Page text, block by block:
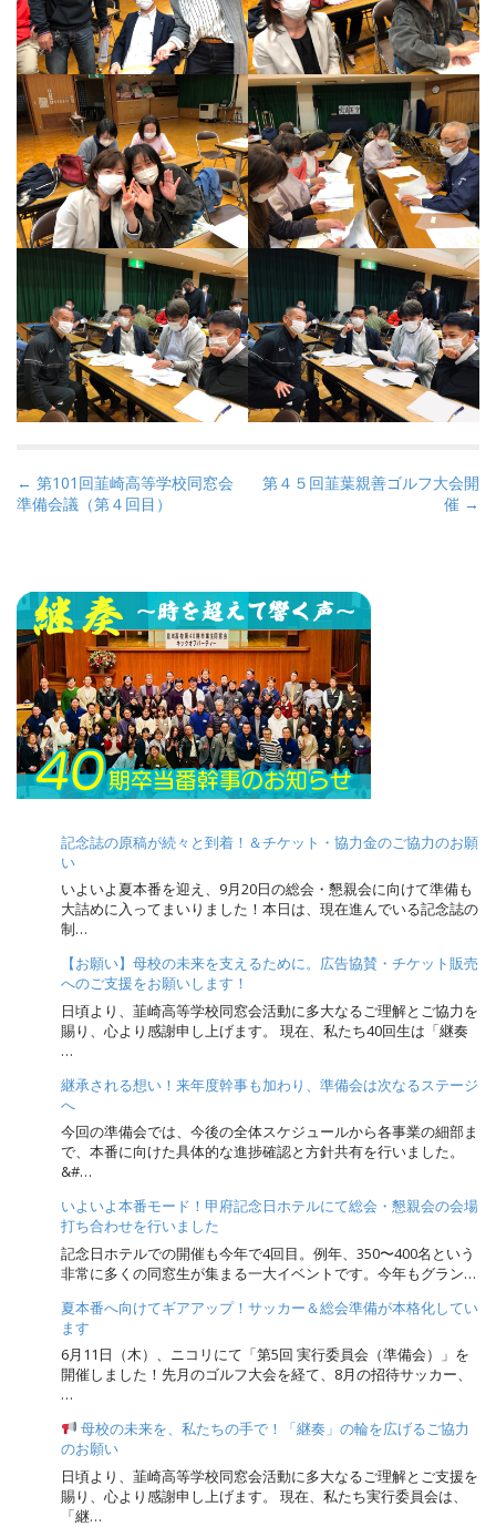
P
o
n
a
v
g
a
t
i
← 第101回韮崎高等学校同窓会
準備会議（第４回目）
第４５回韮葉親善ゴルフ大会開
催 →
記念誌の原稿が続々と到着！＆チケット・協力金のご協力のお願
い
いよいよ夏本番を迎え、9月20日の総会・懇親会に向けて準備も
大詰めに入ってまいりました！本日は、現在進んでいる記念誌の
制…
【お願い】母校の未来を支えるために。広告協賛・チケット販売
へのご支援をお願いします！
日頃より、韮崎高等学校同窓会活動に多大なるご理解とご協力を
賜り、心より感謝申し上げます。 現在、私たち40回生は「継奏
…
継承される想い！来年度幹事も加わり、準備会は次なるステージ
へ
今回の準備会では、今後の全体スケジュールから各事業の細部ま
で、本番に向けた具体的な進捗確認と方針共有を行いました。
&#…
いよいよ本番モード！甲府記念日ホテルにて総会・懇親会の会場
打ち合わせを行いました
記念日ホテルでの開催も今年で4回目。例年、350〜400名という
非常に多くの同窓生が集まる一大イベントです。今年もグラン…
夏本番へ向けてギアアップ！サッカー＆総会準備が本格化してい
ます
6月11日（木）、ニコリにて「第5回 実行委員会（準備会）」を
開催しました！先月のゴルフ大会を経て、8月の招待サッカー、
…
母校の未来を、私たちの手で！「継奏」の輪を広げるご協力
のお願い
日頃より、韮崎高等学校同窓会活動に多大なるご理解とご支援を
賜り、心より感謝申し上げます。 現在、私たち実行委員会は、
「継…